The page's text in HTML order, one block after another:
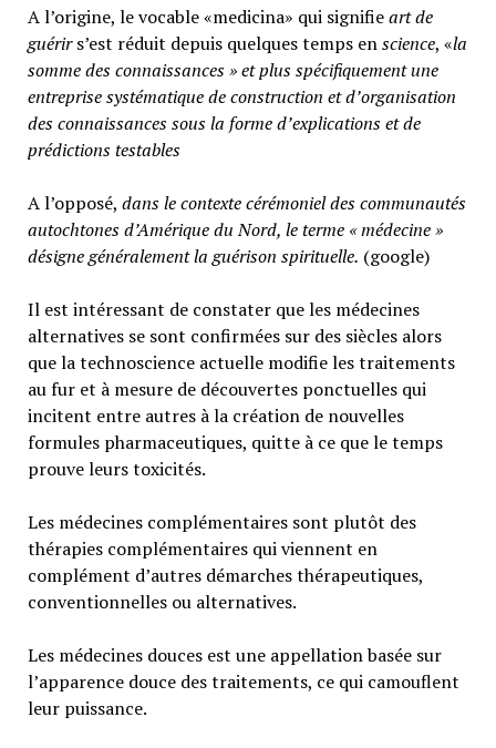
A l’origine, le vocable «medicina» qui signifieart de
guérirs’est réduit depuis quelques temps enscience, «la
somme des connaissances » et plus spécifiquement une
entreprise systématique de construction et d’organisation
des connaissances sous la forme d’explications et de
prédictions testables
A l’opposé, dans le contexte cérémoniel des communautés
autochtones d’Amérique du Nord, le terme « médecine »
désigne généralementla guérison spirituelle. (google)
Il est intéressant de constater que les médecines
alternatives se sont confirmées sur des siècles alors
que la technoscience actuelle modifie les traitements
au fur et à mesure de découvertes ponctuelles qui
incitent entre autres à la création de nouvelles
formules pharmaceutiques, quitte à ce que le temps
prouve leurs toxicités.
Les médecines complémentaires sont plutôt des
thérapies complémentaires qui viennent en
complément d’autres démarches thérapeutiques,
conventionnelles ou alternatives.
Les médecines douces est une appellation basée sur
l’apparence douce des traitements, ce qui camouflent
leur puissance.